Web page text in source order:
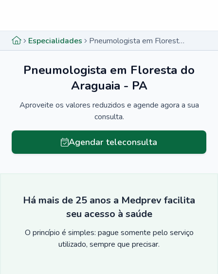
Especialidades Pneumologista em Floresta do Araguaia - PA
Pneumologista em Floresta do
Araguaia - PA
Aproveite os valores reduzidos e agende agora a sua
consulta.
Agendar teleconsulta
Há mais de 25 anos a Medprev facilita
seu acesso à saúde
O princípio é simples: pague somente pelo serviço
utilizado, sempre que precisar.